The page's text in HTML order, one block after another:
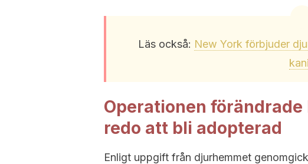
Läs också: New York förbjuder
Operationen
redo att bli adopterad
Enligt uppgift från djurhemmet